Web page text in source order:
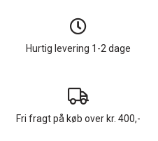
Hurtig levering 1-2 dage
Fri fragt på køb over kr. 400,-